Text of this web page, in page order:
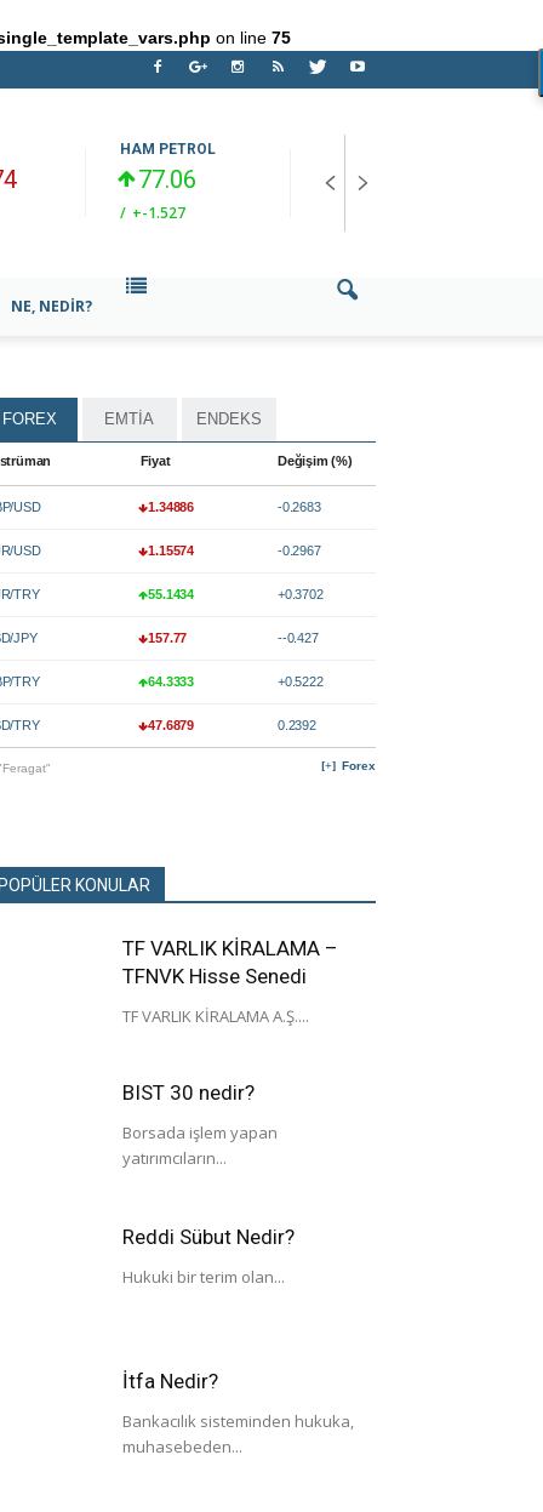
on line 75
HAM PETROL
77.06
/ +-1.527
55.1434
NE, NEDIR?
FOREX EMTİA ENDEKS
Fiyat Değişim (%)
USD 1.34886 -0.2683
USD 1.15574 -0.2967
TRY 55.1434 +0.3702
JPY 157.77 --0.427
TRY 64.3333 +0.5222
TRY 47.6879 0.2392
Forex
POPÜLER KONULAR
TF VARLIK KİRALAMA –
TFNVK Hisse Senedi
TF VARLIK KİRALAMA A.Ş....
BIST 30 nedir?
Borsada işlem yapan
yatırımcıların...
Reddi Sübut Nedir?
Hukuki bir terim olan...
İtfa Nedir?
Bankacılık sisteminden hukuka,
muhasebeden...